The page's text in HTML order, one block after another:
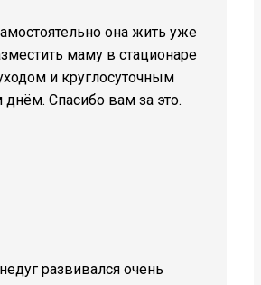
она жить уже
маму в стационаре
и круглосуточным
Спасибо вам за это.
развивался очень